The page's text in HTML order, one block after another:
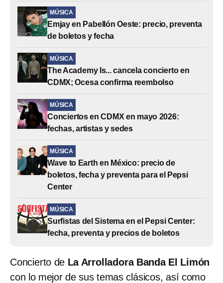
MÚSICA
Emjay en Pabellón Oeste: precio, preventa
de boletos y fecha
MÚSICA
The Academy Is... cancela concierto en
CDMX; Ocesa confirma reembolso
MÚSICA
Conciertos en CDMX en mayo 2026:
fechas, artistas y sedes
MÚSICA
Wave to Earth en México: precio de
boletos, fecha y preventa para el Pepsi
Center
MÚSICA
Surfistas del Sistema en el Pepsi Center:
fecha, preventa y precios de boletos
Concierto de La Arrolladora Banda El Limón
con lo mejor de sus temas clásicos, así como